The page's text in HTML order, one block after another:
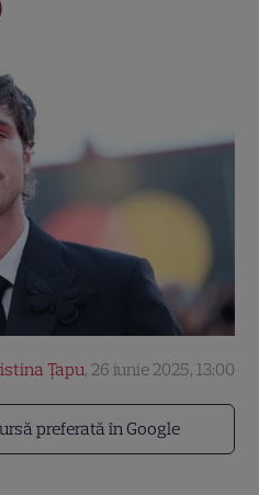
preferată în Google
Țapu, 26 iunie 2025, 13:00